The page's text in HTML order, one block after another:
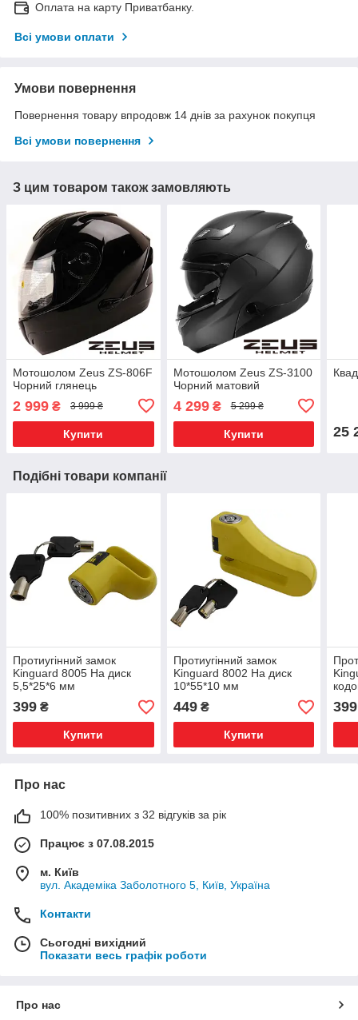
Оплата на карту Приватбанку.
Всі умови оплати
Умови повернення
Повернення товару впродовж 14 днів за рахунок покупця
Всі умови повернення
З цим товаром також замовляють
Мотошолом Zeus ZS-806F
Чорний глянець
2 999 ₴ 3 999 ₴
Купити
Мотошолом Zeus ZS-3100
Чорний матовий
4 299₴ 5 299 ₴
Купити 25
Подібні товари компанії
Протиугінний замок
Kinguard 8005 На диск
5,5*25*6 мм
399 ₴
Купити
Протиугінний замок
Kinguard 8002 На диск
10*55*10 мм
449₴
Купити
399
Про нас
100% позитивних з 32 відгуків за рік
Працює з 07.08.2015
м. Київ
вул. Академіка Заболотного 5, Київ, Україна
Контакти
Сьогодні вихідний
Показати весь графік роботи
Про нас